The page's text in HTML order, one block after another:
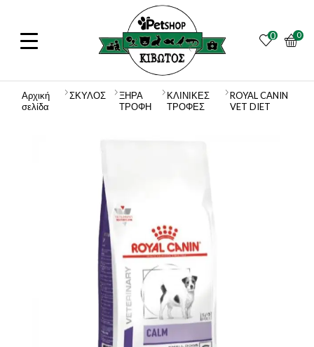
0 0
Αρχική
σελίδα
ΣΚΥΛΟΣ
ΞΗΡΑ
ΤΡΟΦΗ
ΚΛΙΝΙΚΕΣ
ΤΡΟΦΕΣ
ROYAL CANIN
VET DIET